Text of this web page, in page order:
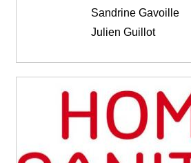
Sandrine Gavoille
Julien Guillot